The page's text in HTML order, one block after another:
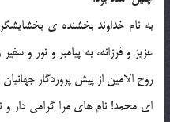
به نام خداوند بخشنده ي
عزيز و فرزانه، به پيامبر و نور و
روح الامين از پيش پروردگار
اي محمد! نام هاي مرا گرامي دار